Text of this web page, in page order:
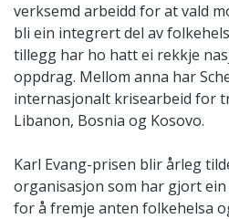
verksemd arbeidd for at vald
bli ein integrert del av
tillegg har ho hatt ei rekkje
oppdrag. Mellom anna har
internasjonalt krisearbeid for
Libanon, Bosnia og Kosovo.
Karl Evang-prisen blir årleg
organisasjon som har gjort
for å fremje anten folkehelsa